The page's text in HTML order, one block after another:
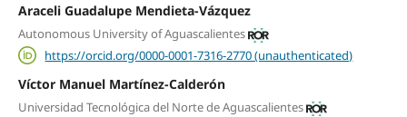
Araceli Guadalupe Mendieta-Vázquez
Autonomous University of Aguascalientes
https://orcid.org/0000-0001-7316-2770 (unauthenticated)
Víctor Manuel Martínez-Calderón
Universidad Tecnológica del Norte de Aguascalientes